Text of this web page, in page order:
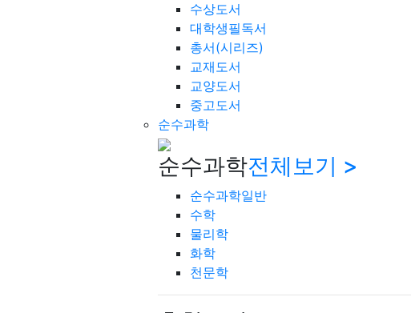
수상도서
대학생필독서
총서(시리즈)
교재도서
교양도서
중고도서
순수과학
순수과학전체보기 >
순수과학일반
수학
물리학
화학
천문학